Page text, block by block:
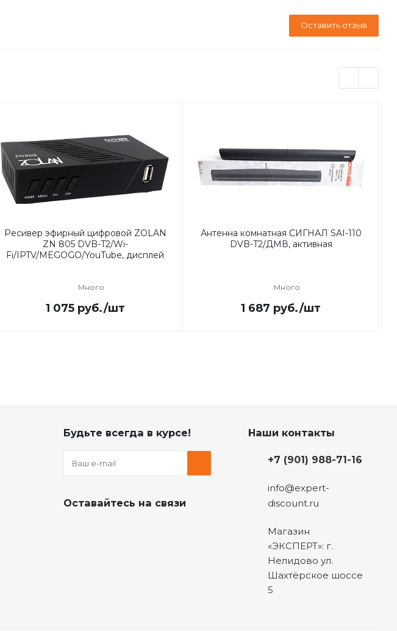
Оставить отзыв
Ресивер эфирный цифровой ZOLAN
ZN 805 DVB-T2/Wi-
Fi/IPTV/MEGOGO/YouTube, дисплей
Много
1 075руб./шт
Антенна комнатная СИГНАЛ SAI-110
DVB-T2/ДМВ, активная
Много
1 687 руб./шт
Будьте всегда в курсе!
Оставайтесь на связи
Наши контакты
+7 (901) 988-71-16
info@expert-
discount.ru
Магазин
«ЭКСПЕРТ»: г.
Нелидово ул.
Шахтёрское шоссе
5